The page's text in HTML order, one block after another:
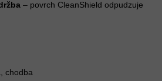
– povrch CleanShield odpudzuje
chodba